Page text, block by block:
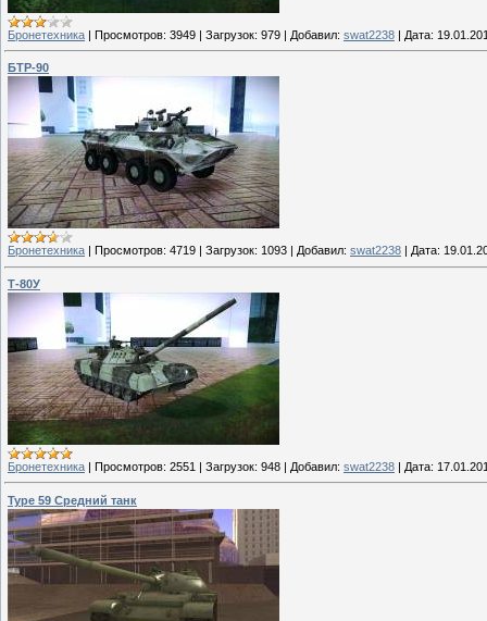
Бронетехника | Просмотров: 3949 | Загрузок: 979 | Добавил: swat2238 | Дата:
БТР-90
Бронетехника Просмотров: 4719 Загрузок: 1093 Добавил: swat2238 Дата:
Т-80У
Бронетехника | Просмотров: 2551 | Загрузок: 948 | Добавил: swat2238 | Дата:
Type 59 Средний танк